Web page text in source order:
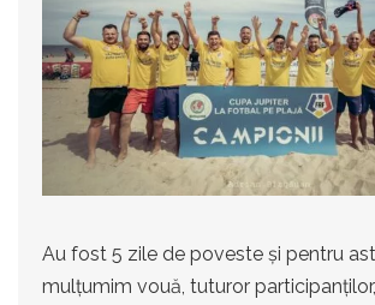
Au fost 5 zile de poveste și pentru
mulțumim vouă, tuturor